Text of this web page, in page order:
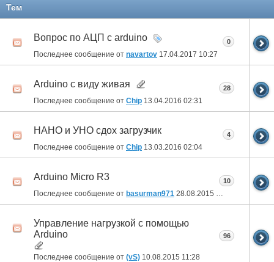
Тем
Вопрос по АЦП c arduino
Последнее сообщение от navartov 17.04.2017 10:27
0
Arduino с виду живая
Последнее сообщение от Chip 13.04.2016 02:31
28
НАНО и УНО сдох загрузчик
Последнее сообщение от Chip 13.03.2016 02:04
4
Arduino Micro R3
Последнее сообщение от basurman971 28.08.2015
10
Управление нагрузкой с помощью
Arduino
Последнее сообщение от (vS) 10.08.2015 11:28
96